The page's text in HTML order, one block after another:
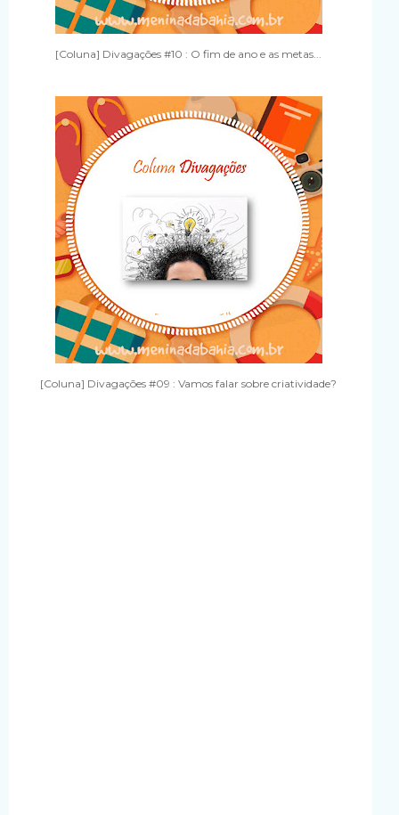
[Coluna] Divagações #10 : O fim de ano e as metas...
[Coluna] Divagações #09 : Vamos falar sobre criatividade?